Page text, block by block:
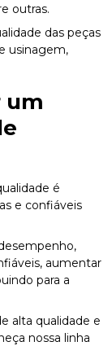
outras.
das peças
usinagem,
um
é
e confiáveis
aumentar
para a
alta qualidade e
nossa linha